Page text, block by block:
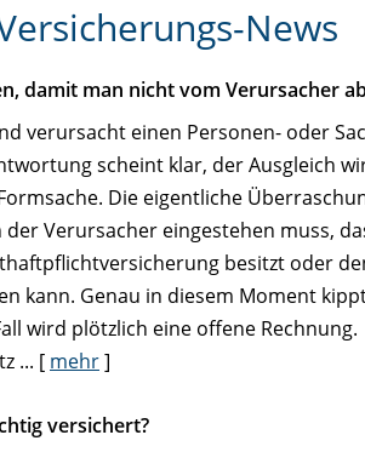
News
damit man nicht vom Verursacher
verursacht einen Personen- oder
scheint klar, der Ausgleich
Die eigentliche
der Verursacher eingestehen muss,
besitzt oder
kann. Genau in diesem Moment
wird plötzlich eine offene Rechnung.
... [ mehr]
versichert?